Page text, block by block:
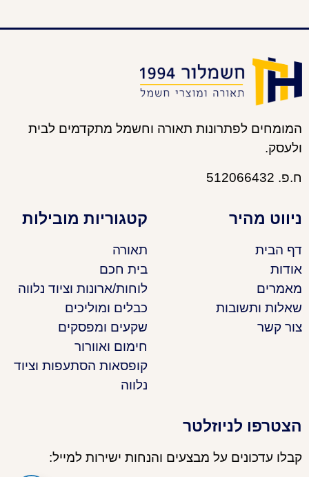
המומחים לפתרונות תאורה וחשמל מתקדמים לבית
ולעסק.
ח.פ. 512066432
ניווט מהיר
דף הבית
אודות
מאמרים
שאלות ותשובות
צור קשר
קטגוריות מובילות
תאורה
בית חכם
לוחות/ארונות וציוד נלווה
כבלים ומוליכים
שקעים ומפסקים
חימום ואוורור
קופסאות הסתעפות וציוד
נלווה
הצטרפו לניוזלטר
קבלו עדכונים על מבצעים והנחות ישירות למייל: